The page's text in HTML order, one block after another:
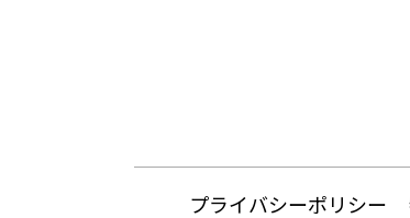
プライバシーポリシー